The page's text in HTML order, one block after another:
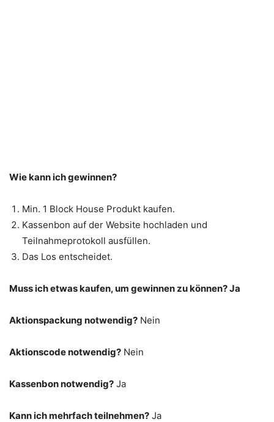
Wie kann ich gewinnen?
Min. 1 Block House Produkt kaufen.
Kassenbon auf der Website hochladen und
Teilnahmeprotokoll ausfüllen.
Das Los entscheidet.
Muss ich etwas kaufen, um gewinnen zu können? Ja
Aktionspackung notwendig? Nein
Aktionscode notwendig? Nein
Kassenbon notwendig? Ja
Kann ich mehrfach teilnehmen? Ja